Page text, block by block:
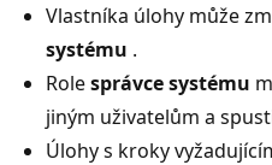
Vlastníka úlohy může
systému .
Rolesprávce systému
jiným uživatelům a
Úlohy s kroky